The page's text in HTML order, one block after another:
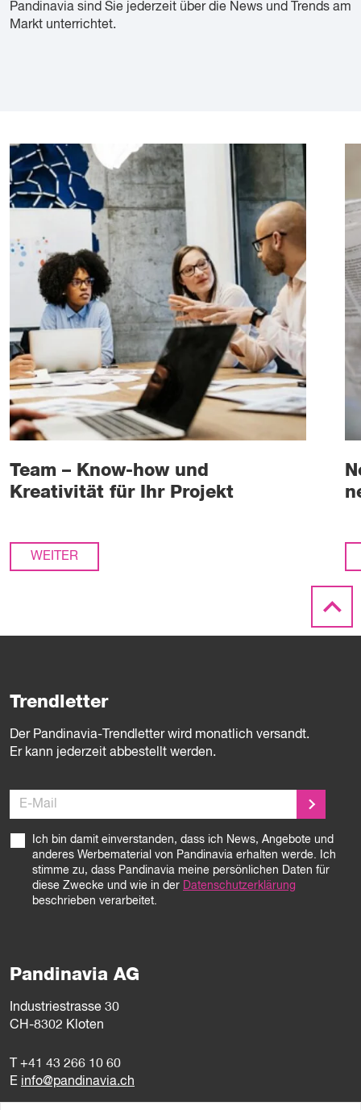
Pandinavia sind Sie jederzeit über die News und Trends am
Markt unterrichtet.
Team – Know-how und
Kreativität für Ihr Projekt
WEITER
Trendletter
Der Pandinavia-Trendletter wird monatlich versandt.
Er kann jederzeit abbestellt werden.
E-Mail
Ich bin damit einverstanden, dass ich News, Angebote und
anderes Werbematerial von Pandinavia erhalten werde. Ich
stimme zu, dass Pandinavia meine persönlichen Daten für
diese Zwecke und wie in der Datenschutzerklärung
beschrieben verarbeitet.
Pandinavia AG
Industriestrasse 30
CH-8302 Kloten
+41 43 266 10 60
E info@pandinavia.ch